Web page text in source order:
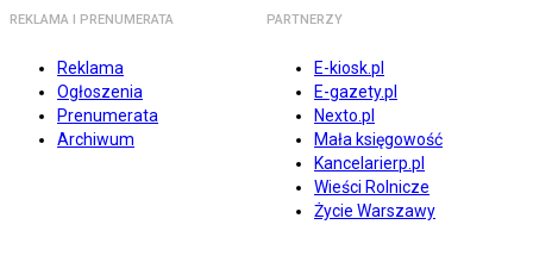
REKLAMA I PRENUMERATA
Reklama
Ogłoszenia
Prenumerata
Archiwum
PARTNERZY
E-kiosk.pl
E-gazety.pl
Nexto.pl
Mała księgowość
Kancelarierp.pl
Wieści Rolnicze
Życie Warszawy